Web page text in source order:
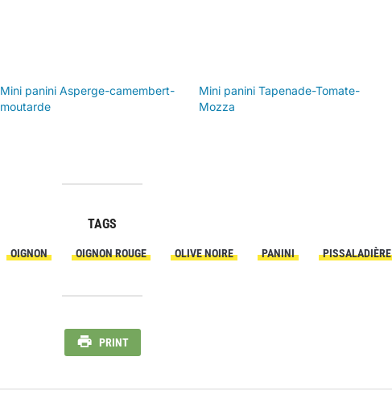
Mini panini Asperge-camembert-
moutarde
Mini panini Tapenade-Tomate-
Mozza
TAGS
OIGNON OIGNON ROUGE OLIVE NOIRE PANINI PISSALADIÈRE
PRINT